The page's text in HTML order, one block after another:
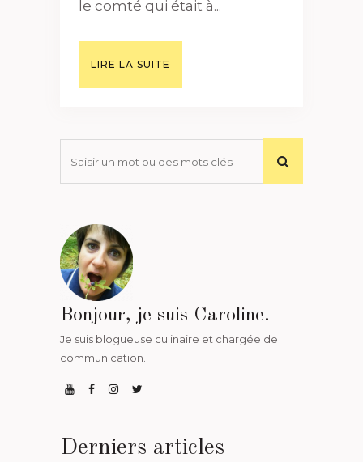
le comté qui était à...
LIRE LA SUITE
Bonjour, je suis Caroline.
Je suis blogueuse culinaire et chargée de
communication.
Derniers articles